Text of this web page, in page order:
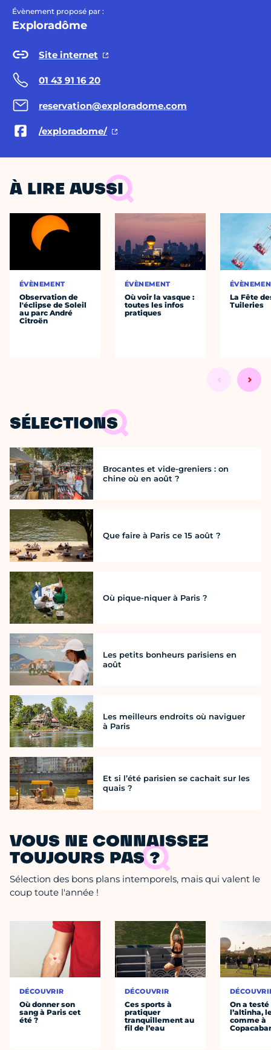
Évènement proposé par :
Exploradôme
Site internet
01 43 91 16 20
reservation@exploradome.com
/exploradome/
À LIRE AUSSI
ÉVÈNEMENT
Observation de
l'éclipse de Soleil
au parc André
Citroën
ÉVÈNEMENT
Où voir la vasque :
toutes les infos
pratiques
La Fête
Tuileries
SÉLECTIONS
Brocantes et vide-greniers : on
chine où en août ?
Que faire à Paris ce 15 août ?
Où pique-niquer à Paris ?
Les petits bonheurs parisiens en
août
Les meilleurs endroits où naviguer
à Paris
Et si l’été parisien se cachait sur les
quais ?
VOUS NE CONNAISSEZ
TOUJOURS PAS ?
Sélection des bons plans intemporels, mais qui valent le
coup toute l'année !
DÉCOUVRIR
Où donner son
sang à Paris cet
été ?
DÉCOUVRIR
Ces sports à
pratiquer
tranquillement au
fil de l’eau
On a testé
l’altinha,
comme à